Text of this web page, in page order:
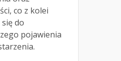
co z kolei
do
pojawienia